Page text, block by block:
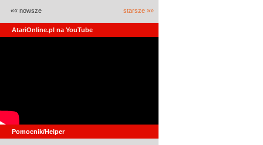
«« nowsze starsze »»
AtariOnline.pl na YouTube
Pomocnik/Helper